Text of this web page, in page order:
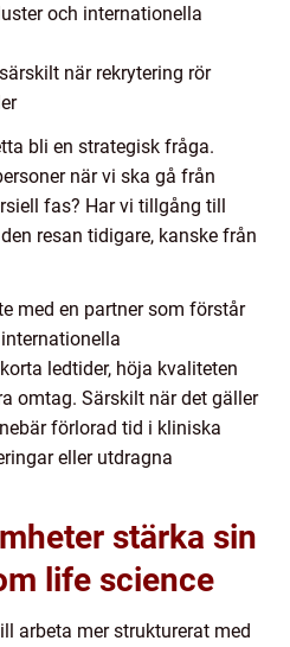
och internationella
när rekrytering rör
bli en strategisk fråga.
när vi ska gå från
fas? Har vi tillgång till
resan tidigare, kanske från
med en partner som förstår
ledtider, höja kvaliteten
omtag. Särskilt när det gäller
förlorad tid i kliniska
eller utdragna
stärka sin
life science
arbeta mer strukturerat med